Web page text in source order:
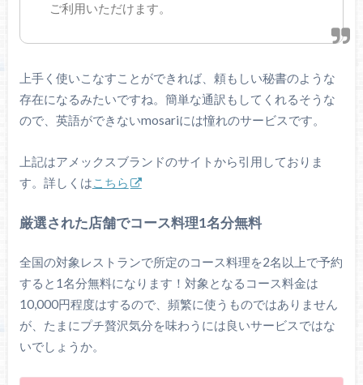
ご利用いただけます。
上手く使いこなすことができれば、頼もしい秘書のような
存在になるみたいですね。簡単な通訳もしてくれるそうな
ので、英語ができないmosariには憧れのサービスです。
上記はアメックスブランドのサイトから引用しておりま
す。詳しくはこちら
厳選された店舗でコース料理1名分無料
全国の対象レストランで所定のコース料理を2名以上で予約
すると1名分無料になります！対象となるコース料金は
10,000円程度はするので、頻繁に使うものではありません
が、たまにプチ贅沢気分を味わうには良いサービスではな
いでしょうか。